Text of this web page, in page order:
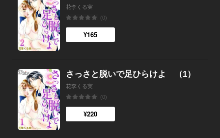
花李くる実
(0)
¥165
さっさと脱いで足ひらけよ （1）
花李くる実
(0)
¥220